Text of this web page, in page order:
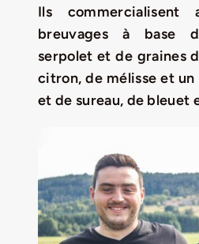
Nouveau Magazine EnVelay
Jeu concours – Gagnez votre
Ils commercialisent
breuvages à base
serpolet et de graines
citron, de mélisse et
et de sureau, de bleuet